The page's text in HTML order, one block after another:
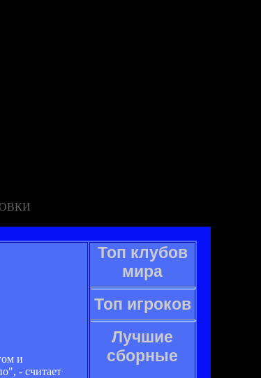
и
- считает
Топ клубов
мира
Топ игроков
Лучшие
сборные